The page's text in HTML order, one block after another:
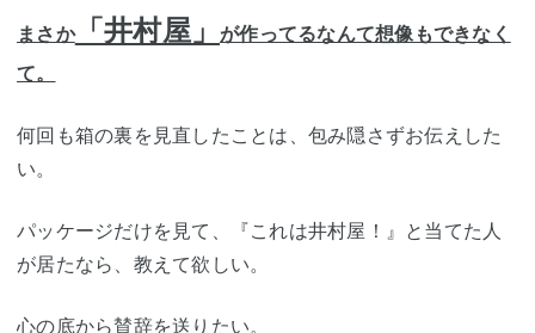
まさか「井村屋」
が作ってるなんて想像もできなく
て。
何回も箱の裏を見直したことは、包み隠さずお伝えした
い。
パッケージだけを見て、『これは井村屋！』と当てた人
が居たなら、教えて欲しい。
心の底から賛辞を送りたい。